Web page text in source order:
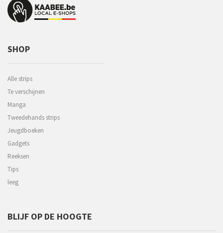
SHOP
Alle strips
Te verschijnen
Manga
Tweedehands strips
Jeugdboeken
Gadgets
Reeksen
Tips
leeg
BLIJF OP DE HOOGTE